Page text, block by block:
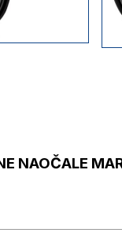
NAOČALE